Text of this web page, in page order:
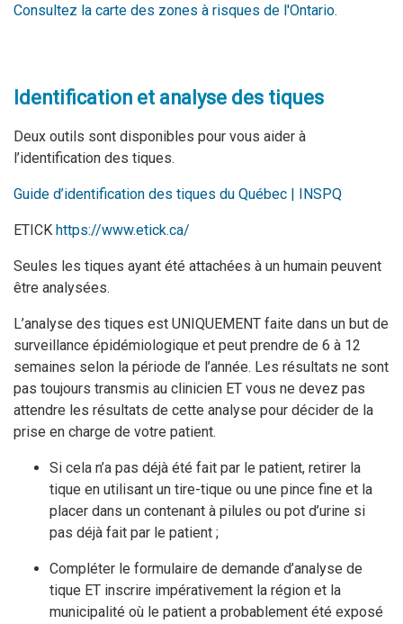
Consultez la carte des zones à risques de l'Ontario.
Identification et analyse des tiques
Deux outils sont disponibles pour vous aider à
l’identification des tiques.
Guide d’identification des tiques du Québec | INSPQ
ETICK https://www.etick.ca/
Seules les tiques ayant été attachées à un humain peuvent
être analysées.
L’analyse des tiques est UNIQUEMENT faite dans un but de
surveillance épidémiologique et peut prendre de 6 à 12
semaines selon la période de l’année. Les résultats ne sont
pas toujours transmis au clinicien ET vous ne devez pas
attendre les résultats de cette analyse pour décider de la
prise en charge de votre patient.
Si cela n’a pas déjà été fait par le patient, retirer la
tique en utilisant un tire-tique ou une pince fine et la
placer dans un contenant à pilules ou pot d’urine si
pas déjà fait par le patient ;
Compléter le formulaire de demande d’analyse de
tique ET inscrire impérativement la région et la
municipalité où le patient a probablement été exposé